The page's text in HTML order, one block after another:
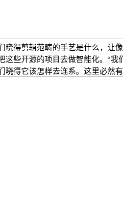
晓得剪辑范畴的手艺是什么，
些开源的项目去做智能化。“
得它该怎样去连系。这里必然有